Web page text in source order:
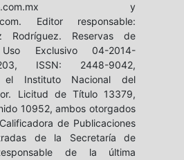
y
Editor responsable:
Rodríguez. Reservas de
Exclusivo 04-2014-
203, ISSN: 2448-9042,
el Instituto Nacional del
Licitud de Título 13379,
10952, ambos otorgados
de Publicaciones
de la Secretaría de
de la última